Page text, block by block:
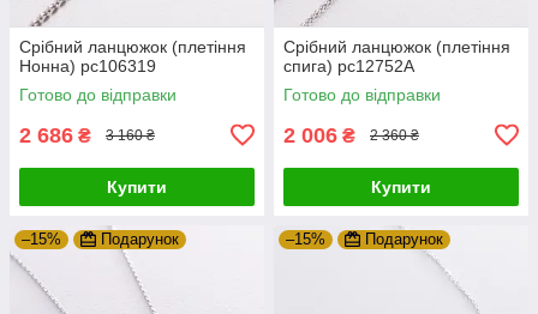
Срібний ланцюжок (плетіння
Нонна) рс106319
Готово до відправки
2 686 ₴ 3 160 ₴
Купити
Срібний ланцюжок (плетіння
спига) рс12752А
Готово до відправки
2 006 ₴ 2 360 ₴
Купити
–15% Подарунок –15% Подарунок